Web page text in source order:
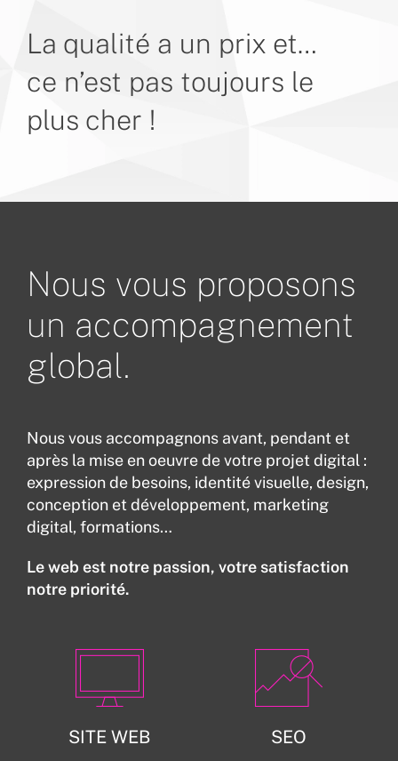
La qualité a un prix et…
ce n’est pas toujours le
plus cher !
Nous vous proposons
un accompagnement
global.
Nous vous accompagnons avant, pendant et
après la mise en oeuvre de votre projet digital :
expression de besoins, identité visuelle, design,
conception et développement, marketing
digital, formations…
Le web est notre passion, votre satisfaction
notre priorité.
SITE WEB SEO